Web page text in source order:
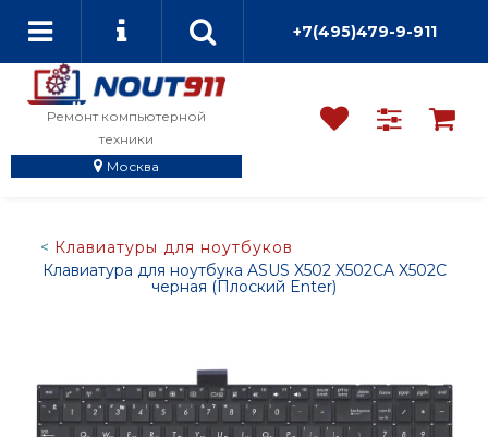
+7(495)479-9-911
Ремонт компьютерной
техники
Москва
Клавиатуры для ноутбуков
Клавиатура для ноутбука ASUS X502 X502CA X502C
черная (Плоский Enter)